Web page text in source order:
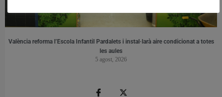
València reforma l’Escola Infantil Pardalets i instal·larà aire condicionat a totes
les aules
5 agost, 2026